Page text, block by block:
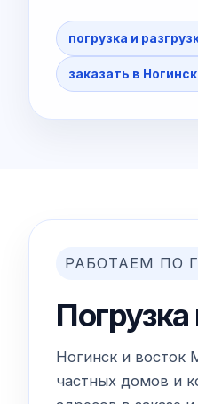
погрузка и
заказать в
РАБОТАЕМ ПО
Ногинск и восток
частных домов и